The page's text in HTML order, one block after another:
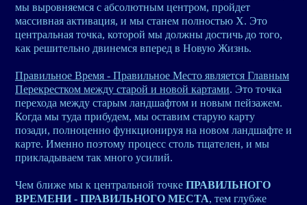
мы выровняемся с абсолютным центром, пройдет
массивная активация, и мы станем полностью Х. Это
центральная точка, которой мы должны достичь до того,
как решительно двинемся вперед в Новую Жизнь.
Правильное Время - Правильное Место является Главным
Перекрестком между старой и новой картами. Это точка
перехода между старым ландшафтом и новым пейзажем.
Когда мы туда прибудем, мы оставим старую карту
позади, полноценно функционируя на новом ландшафте и
карте. Именно поэтому процесс столь тщателен, и мы
прикладываем так много усилий.
Чем ближе мы к центральной точке ПРАВИЛЬНОГО
ВРЕМЕНИ - ПРАВИЛЬНОГО МЕСТА, тем глубже